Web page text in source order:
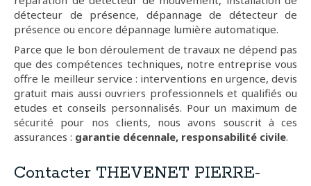
détecteur de présence, dépannage de détecteur de
présence ou encore dépannage lumière automatique.
Parce que le bon déroulement de travaux ne dépend pas
que des compétences techniques, notre entreprise vous
offre le meilleur service : interventions en urgence, devis
gratuit mais aussi ouvriers professionnels et qualifiés ou
etudes et conseils personnalisés. Pour un maximum de
sécurité pour nos clients, nous avons souscrit à ces
assurances : garantie décennale, responsabilité civile.
Contacter THEVENET PIERRE-